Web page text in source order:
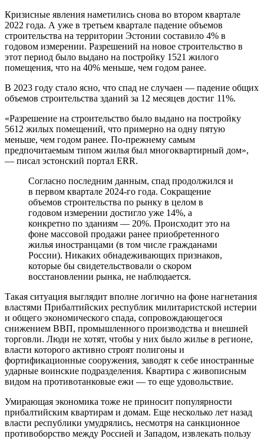
Кризисные явления наметились снова во втором квартале
2022 года. А уже в третьем квартале падение объемов
строительства на территории Эстонии составило 4% в
годовом измерении. Разрешений на новое строительство в
этот период было выдано на постройку 1521 жилого
помещения, что на 40% меньше, чем годом ранее.
В 2023 году стало ясно, что спад не случаен — падение общих
объемов строительства зданий за 12 месяцев достиг 11%.
«Разрешение на строительство было выдано на постройку
5612 жилых помещений, что примерно на одну пятую
меньше, чем годом ранее. По-прежнему самым
предпочитаемым типом жилья был многоквартирный дом»,
— писал эстонский портал ERR.
Согласно последним данным, спад продолжился и
в первом квартале 2024-го года. Сокращение
объемов строительства по рынку в целом в
годовом измерении достигло уже 14%, а
конкретно по зданиям — 20%. Происходит это на
фоне массовой продажи ранее приобретенного
жилья иностранцами (в том числе гражданами
России). Никаких обнадеживающих признаков,
которые бы свидетельствовали о скором
восстановлении рынка, не наблюдается.
Такая ситуация выглядит вполне логично на фоне нагнетания
властями Прибалтийских республик милитаристской истерии
и общего экономического спада, сопровождающегося
снижением ВВП, промышленного производства и внешней
торговли. Люди не хотят, чтобы у них было жилье в регионе,
власти которого активно строят полигоны и
фортификационные сооружения, заводят к себе иностранные
ударные воинские подразделения. Квартира с живописным
видом на противотанковые ежи — то еще удовольствие.
Умирающая экономика тоже не приносит популярности
прибалтийским квартирам и домам. Еще несколько лет назад
власти республики умудрялись, несмотря на санкционное
противоборство между Россией и Западом, извлекать пользу